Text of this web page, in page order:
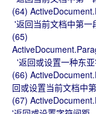
(64)
'返回当前文档中第一
(65)
'返回或设置一种东
(66)
回或设置当前文档中
(67)